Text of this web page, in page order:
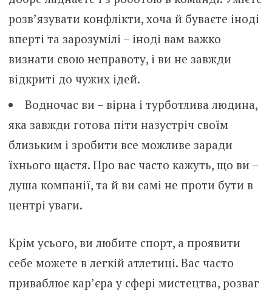
розв’язувати конфлікти, хоча й буваєте іноді
вперті та зарозумілі – іноді вам важко
визнати свою неправоту, і ви не завжди
відкриті до чужих ідей.
Водночас ви – вірна і турботлива людина,
яка завжди готова піти назустріч своїм
близьким і зробити все можливе заради
їхнього щастя. Про вас часто кажуть, що ви –
душа компанії, та й ви самі не проти бути в
центрі уваги.
Крім усього, ви любите спорт, а проявити
себе можете в легкій атлетиці. Вас часто
приваблює кар’єра у сфері мистецтва, розваг